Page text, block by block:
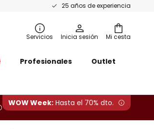
25 años de experiencia
Mi cesta
Servicios Inicia sesión
Profesionales Outlet
WOW Week: Hasta el 70% dto.